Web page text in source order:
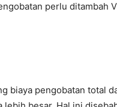
perlu ditambah
biaya pengobatan total